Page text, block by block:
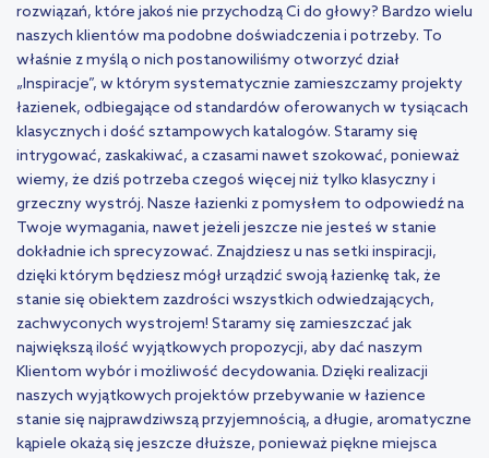
rozwiązań, które jakoś nie przychodzą Ci do głowy? Bardzo wielu
naszych klientów ma podobne doświadczenia i potrzeby. To
właśnie z myślą o nich postanowiliśmy otworzyć dział
„Inspiracje”, w którym systematycznie zamieszczamy projekty
łazienek, odbiegające od standardów oferowanych w tysiącach
klasycznych i dość sztampowych katalogów. Staramy się
intrygować, zaskakiwać, a czasami nawet szokować, ponieważ
wiemy, że dziś potrzeba czegoś więcej niż tylko klasyczny i
grzeczny wystrój. Nasze łazienki z pomysłem to odpowiedź na
Twoje wymagania, nawet jeżeli jeszcze nie jesteś w stanie
dokładnie ich sprecyzować. Znajdziesz u nas setki inspiracji,
dzięki którym będziesz mógł urządzić swoją łazienkę tak, że
stanie się obiektem zazdrości wszystkich odwiedzających,
zachwyconych wystrojem! Staramy się zamieszczać jak
największą ilość wyjątkowych propozycji, aby dać naszym
Klientom wybór i możliwość decydowania. Dzięki realizacji
naszych wyjątkowych projektów przebywanie w łazience
stanie się najprawdziwszą przyjemnością, a długie, aromatyczne
kąpiele okażą się jeszcze dłuższe, ponieważ piękne miejsca